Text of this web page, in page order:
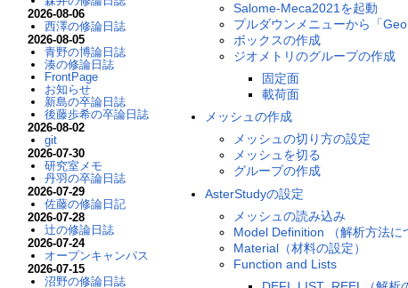
Salome-Meca2021を起動
プルダウンメニューから「
ボックスの作成
ジオメトリのグループの作成
固定面
載荷面
メッシュの作成
メッシュの切り方の設定
メッシュを切る
グループの作成
AsterStudyの設定
メッシュの読み込み
Model Definition （解析方法に
Material（材料の設定）
Function and Lists
2026-08-06
西澤の修論日誌
2026-08-05
青野の博論日誌
湊の修論日誌
FrontPage
お知らせ
新島の卒論日誌
後藤歩希の卒論日誌
2026-08-02
git
2026-07-30
研究室メモ
丹羽の卒論日誌
2026-07-29
佐藤の修論日記
2026-07-28
辻の修論日誌
2026-07-24
オープンキャンパス
2026-07-15
沼野の修論日誌